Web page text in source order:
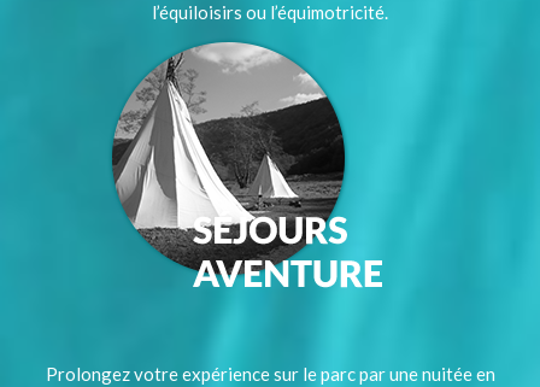
l’équiloisirs ou l’équimotricité.
Prolongez votre expérience sur le parc par une nuitée en